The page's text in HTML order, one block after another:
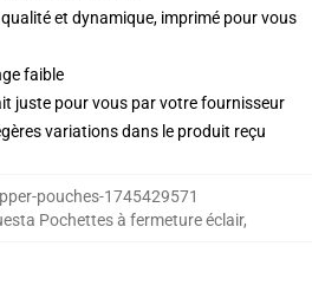
et dynamique, imprimé pour vous
faible
juste pour vous par votre fournisseur
variations dans le produit reçu
pouches-1745429571
Pochettes à fermeture éclair,